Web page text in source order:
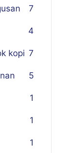
7
4
kopi 7
5
1
1
1